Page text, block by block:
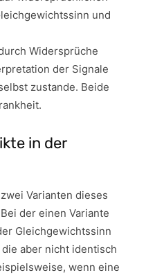
und
Widersprüche
der Signale
zustande. Beide
in der
Varianten dieses
der einen Variante
Gleichgewichtssinn
aber nicht identisch
wenn eine